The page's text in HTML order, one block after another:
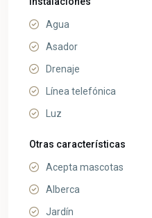
Agua
Asador
Drenaje
Línea telefónica
Luz
Otras características
Acepta mascotas
Alberca
Jardín